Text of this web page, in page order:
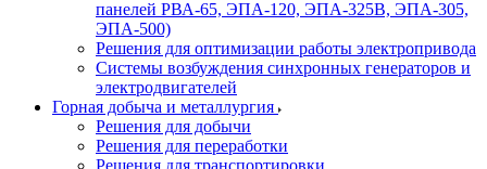
панелей РВА-65, ЭПА-120, ЭПА-325В, ЭПА-305,
ЭПА-500)
Решения для оптимизации работы электропривода
Системы возбуждения синхронных генераторов и
электродвигателей
Горная добыча и металлургия
Решения для добычи
Решения для переработки
Решения для транспортировки